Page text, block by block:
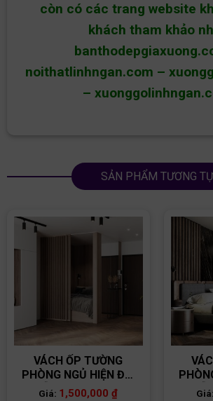
còn có các trang website
khách tham khảo
noithatlinhngan.com –
–
SẢN PHẨM TƯƠNG TỰ
VÁCH ỐP TƯỜNG
PHÒNG NGỦ HIỆN ĐẠI
GỖ MDF VNPN11
Giá: 1,500,000₫ Giá: